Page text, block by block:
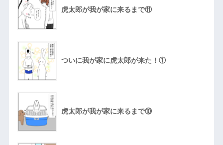
虎太郎が我が家に来るまで⑪
ついに我が家に虎太郎が来た！①
虎太郎が我が家に来るまで⑩